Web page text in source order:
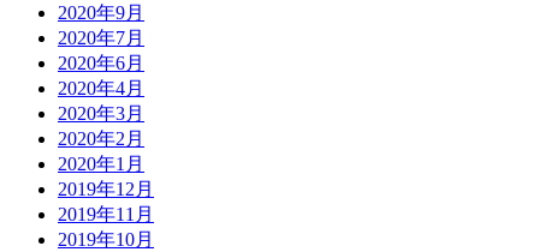
2020年9月
2020年7月
2020年6月
2020年4月
2020年3月
2020年2月
2020年1月
2019年12月
2019年11月
2019年10月